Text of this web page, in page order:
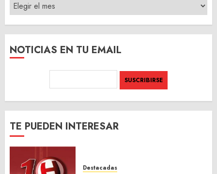
DEL
SITIO
NOTICIAS EN TU EMAIL
TE PUEDEN INTERESAR
Destacadas